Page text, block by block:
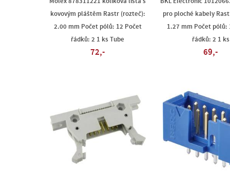
kovovým pláštěm Rastr (rozteč):
2.00 mm Počet pólů: 12 Počet
řádků: 2 1 ks Tube
72,-
pro ploché kabely
1.27 mm Počet pólů:
řádků: 2 1 ks
69,-